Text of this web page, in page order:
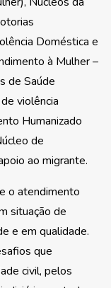
Doméstica e
à Mulher –
de Saúde
violência
Humanizado
de
ao migrante.
o atendimento
situação de
e em qualidade.
que
civil, pelos